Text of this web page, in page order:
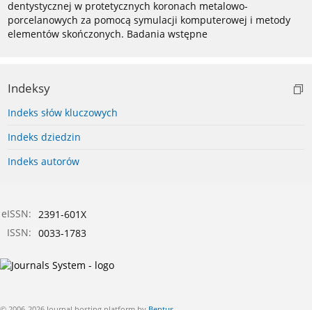
dentystycznej w protetycznych koronach metalowo-
porcelanowych za pomocą symulacji komputerowej i metody
elementów skończonych. Badania wstępne
Indeksy
Indeks słów kluczowych
Indeks dziedzin
Indeks autorów
eISSN: 2391-601X
ISSN: 0033-1783